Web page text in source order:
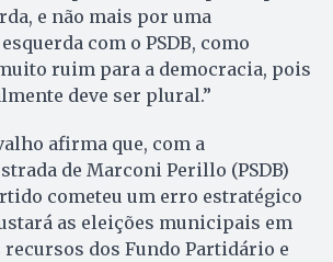
e não mais por uma
com o PSDB, como
ruim para a democracia, pois
deve ser plural.”
afirma que, com a
de Marconi Perillo (PSDB)
cometeu um erro estratégico
as eleições municipais em
recursos dos Fundo Partidário e